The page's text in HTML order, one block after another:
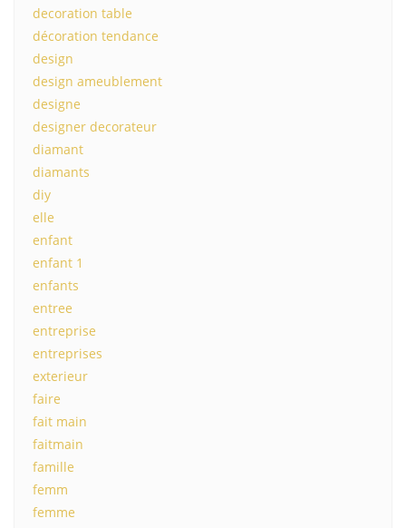
decoration table
décoration tendance
design
design ameublement
designe
designer decorateur
diamant
diamants
diy
elle
enfant
enfant 1
enfants
entree
entreprise
entreprises
exterieur
faire
fait main
faitmain
famille
femm
femme